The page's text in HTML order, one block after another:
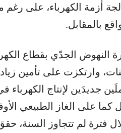
أزمة الكهرباء، على رغم
بالمقابل.
النهوض الجدّي بقطاع
جديدَين لإنتاج
على الغاز الطبيعي
فترة لم تتجاوز السنة،